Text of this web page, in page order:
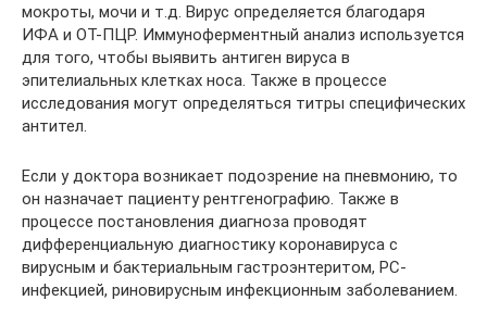
мокроты, мочи и т.д. Вирус определяется благодаря
ИФА и ОТ-ПЦР. Иммуноферментный анализ используется
для того, чтобы выявить антиген вируса в
эпителиальных клетках носа. Также в процессе
исследования могут определяться титры специфических
антител.
Если у доктора возникает подозрение на пневмонию, то
он назначает пациенту рентгенографию. Также в
процессе постановления диагноза проводят
дифференциальную диагностику коронавируса с
вирусным и бактериальным гастроэнтеритом, РС-
инфекцией, риновирусным инфекционным заболеванием.